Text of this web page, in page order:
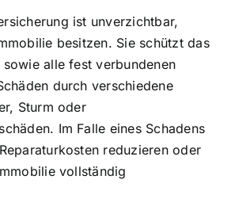
ist unverzichtbar,
besitzen. Sie schützt das
sowie alle fest verbundenen
durch verschiedene
Sturm oder
Im Falle eines Schadens
reduzieren oder
vollständig